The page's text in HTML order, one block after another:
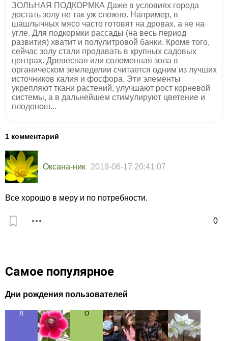
ЗОЛЬНАЯ ПОДКОРМКА Даже в условиях города
достать золу не так уж сложно. Например, в
шашлычных мясо часто готовят на дровах, а не на
угле. Для подкормки рассады (на весь период
развития) хватит и полулитровой банки. Кроме того,
сейчас золу стали продавать в крупных садовых
центрах. Древесная или соломенная зола в
органическом земледелии считается одним из лучших
источников калия и фосфора. Эти элементы
укрепляют ткани растений, улучшают рост корневой
системы, а в дальнейшем стимулируют цветение и
плодонош...
1 комментарий
Оксана-ник 2019-06-17 20:41:07
0
Все хорошо в меру и по потребности.
Самое популярное
Дни рождения пользователей